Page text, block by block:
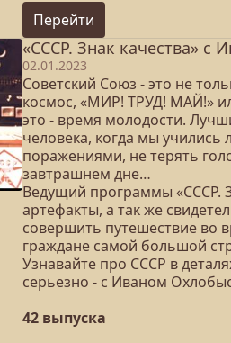
Перейти
«СССР. Знак качества» с
02.01.2023
Советский Союз - это не
космос, «МИР! ТРУД! МАЙ!»
это - время молодости.
человека, когда мы учились
поражениями, не терять
завтрашнем дне…
Ведущий программы «СССР.
артефакты, а так же
совершить путешествие во
граждане самой большой
Узнавайте про СССР в
серьезно - с Иваном
42 выпуска